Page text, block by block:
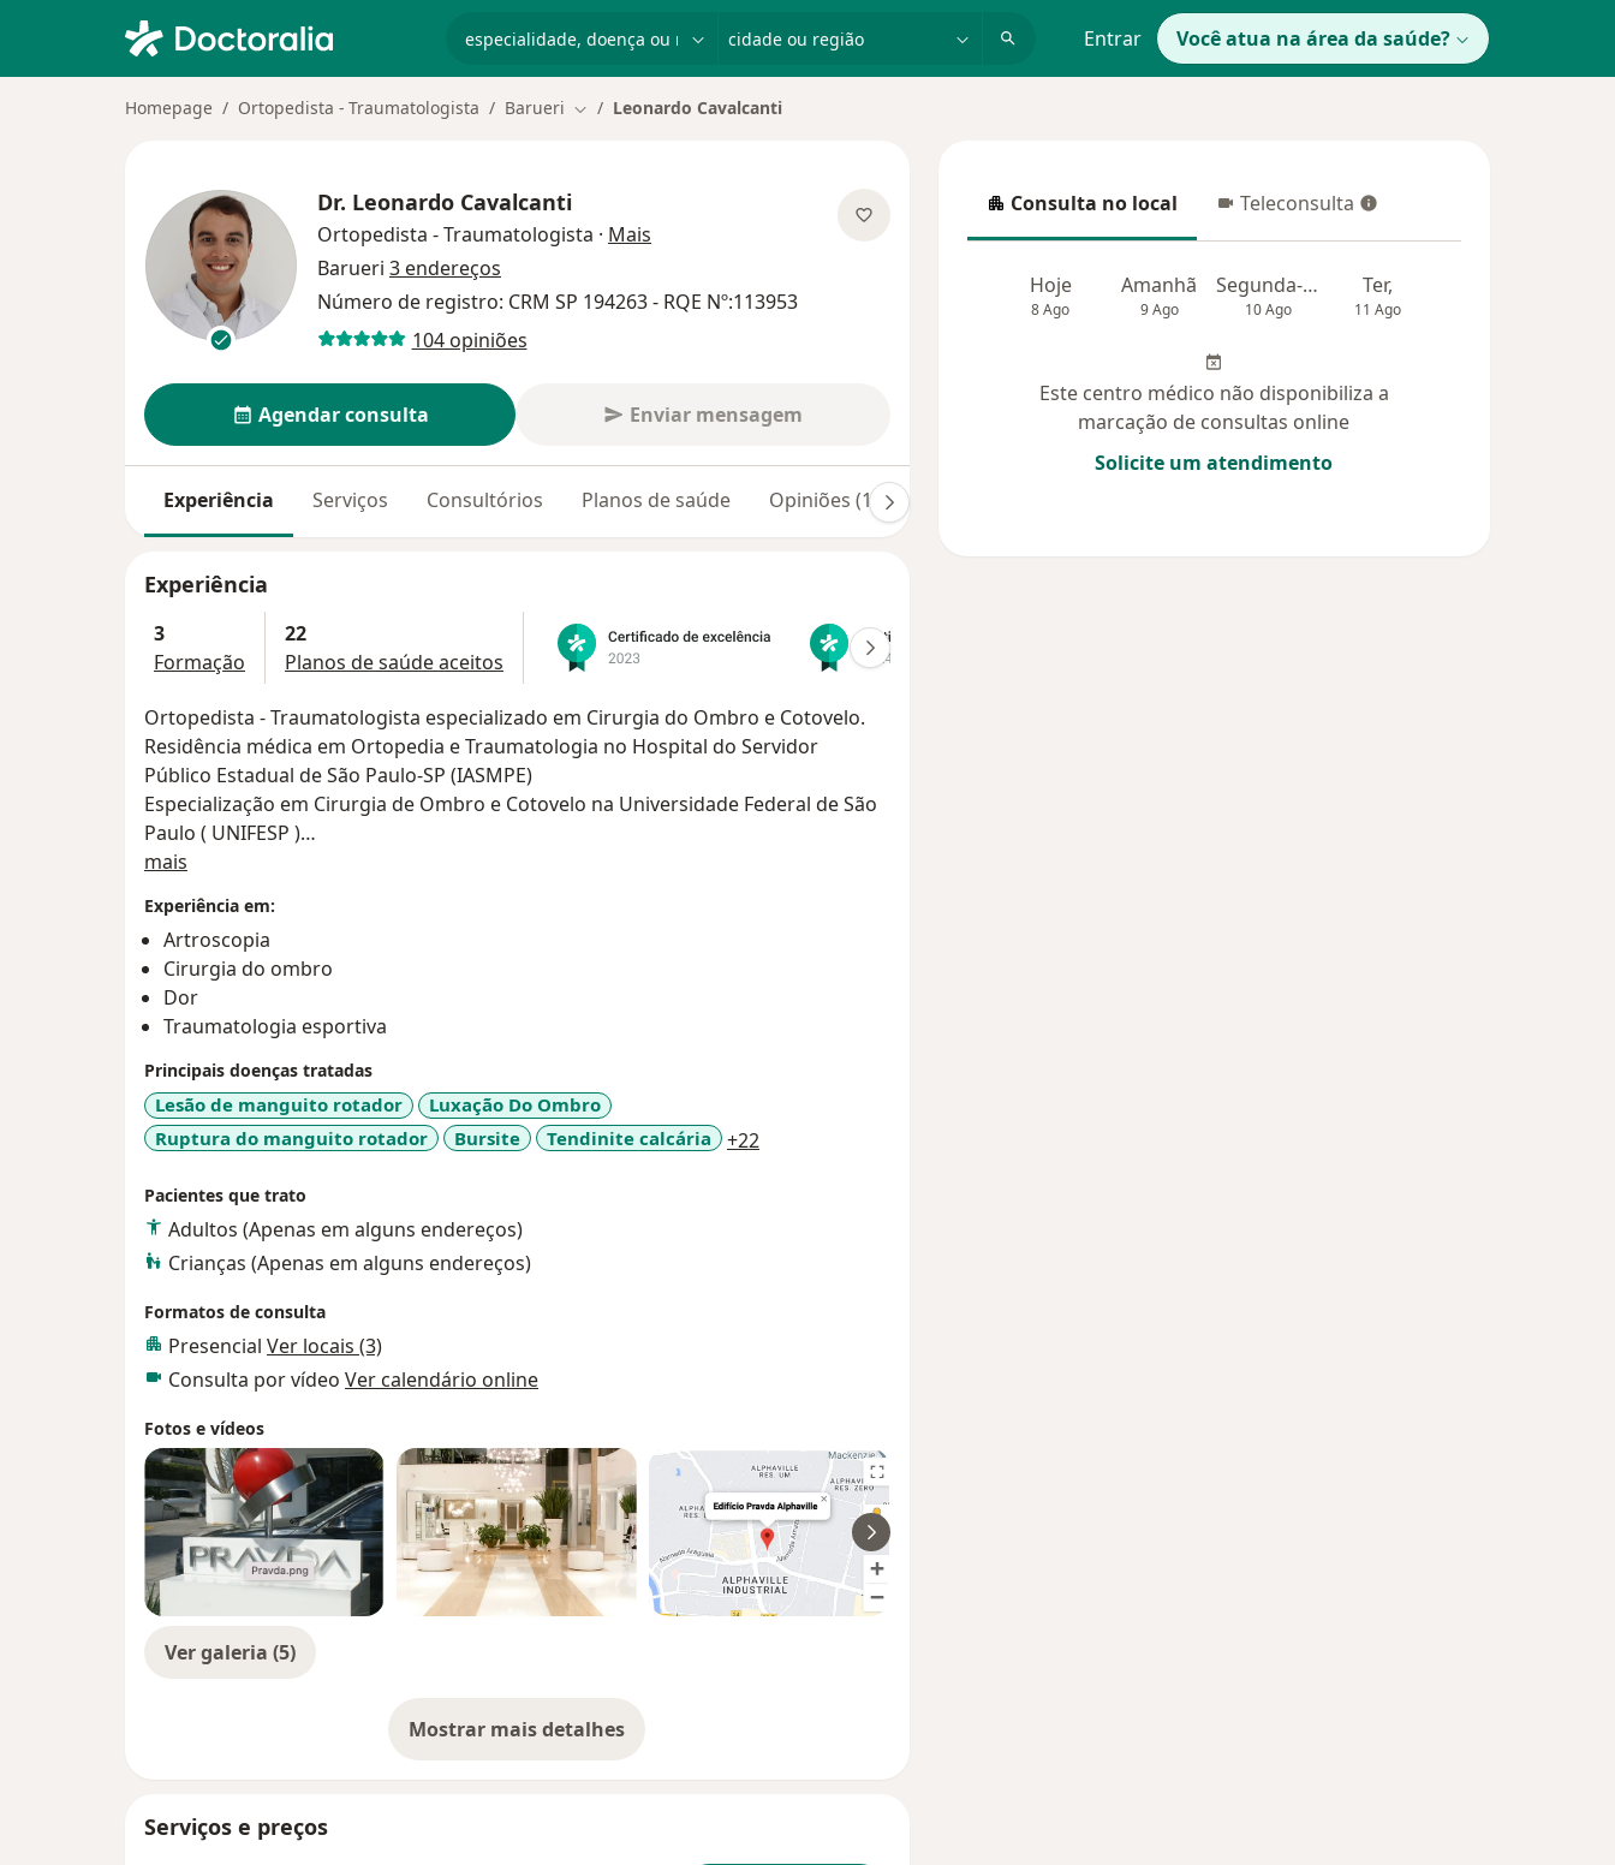
Entrar Você atua na área da saúde?
Homepage Ortopedista - Traumatologista Barueri Mudar de cidade
Leonardo Cavalcanti
Dr. Leonardo Cavalcanti
Ortopedista - Traumatologista · Mais
Barueri 3 endereços
Número de registro: CRM SP 194263 - RQE Nº:113953
104 opiniões
Agendar consulta Enviar mensagem
Experiência Serviços Consultórios Planos de saúde Opiniões (104)
Experiência
3
Formação
22
Planos de saúde aceitos
Ortopedista - Traumatologista especializado em Cirurgia do Ombro e Cotovelo.
Residência médica em Ortopedia e Traumatologia no Hospital do Servidor
Público Estadual de São Paulo-SP (IASMPE)
Especialização em Cirurgia de Ombro e Cotovelo na Universidade Federal de São
Paulo ( UNIFESP )
Membro da Sociedade Brasileira de Ortopedia e Traumatologia (SBOT)
Membro da Sociedade Brasileira de Cirurgia do Ombro e cotovelo (SBCOC)
Membro do grupo de ombro e cotovelo da Universidade Federal de São Paulo (
UNIFESP )
mais
Experiência em:
Artroscopia
Cirurgia do ombro
Dor
Traumatologia esportiva
Principais doenças tratadas
Lesão de manguito rotador
Luxação Do Ombro
Ruptura do manguito rotador
Bursite Tendinite calcária +22
Pacientes que trato
Adultos (Apenas em alguns endereços)
Crianças (Apenas em alguns endereços)
Formatos de consulta
Presencial Ver locais (3)
Consulta por vídeo Ver calendário online
Fotos e vídeos
Ver galeria (5)
Mostrar mais detalhes
sobre a experiência
Serviços e preços
Consulta no local
Consulta no local Teleconsulta
Teleconsulta
Hoje
8 Ago
Amanhã
9 Ago
Segunda-feira
10 Ago
Ter,
11 Ago
Este centro médico não disponibiliza a
marcação de consultas online
Solicite um atendimento